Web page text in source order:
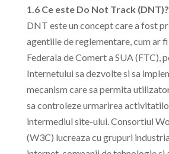
1.6 Ce este Do Not Track (DNT)?
DNT este un concept care a fost
agentiile de reglementare, cum ar
Federala de Comert a SUA (FTC),
Internetului sa dezvolte si sa
mecanism care sa permita
sa controleze urmarirea
intermediul site-ului. Consortiul
(W3C) lucreaza cu grupuri